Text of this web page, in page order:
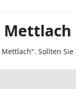
Sollten